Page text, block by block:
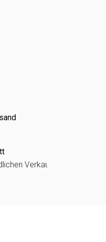
Verkaufspreis